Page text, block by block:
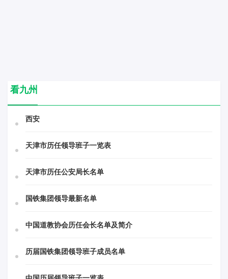
看九州
西安
天津市历任领导班子一览表
天津市历任公安局长名单
国铁集团领导最新名单
中国道教协会历任会长名单及简介
历届国铁集团领导班子成员名单